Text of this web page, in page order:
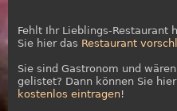
Fehlt Ihr Lieblings-Restaurant
Sie hier das Restaurant
Sie sind Gastronom und
gelistet? Dann können Sie
kostenlos eintragen!